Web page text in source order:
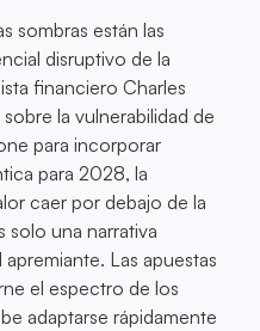
sombras están las
disruptivo de la
financiero Charles
la vulnerabilidad de
para incorporar
para 2028, la
caer por debajo de la
una narrativa
Las apuestas
el espectro de los
adaptarse rápidamente